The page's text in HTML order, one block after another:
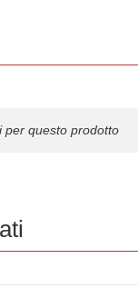
per questo prodotto